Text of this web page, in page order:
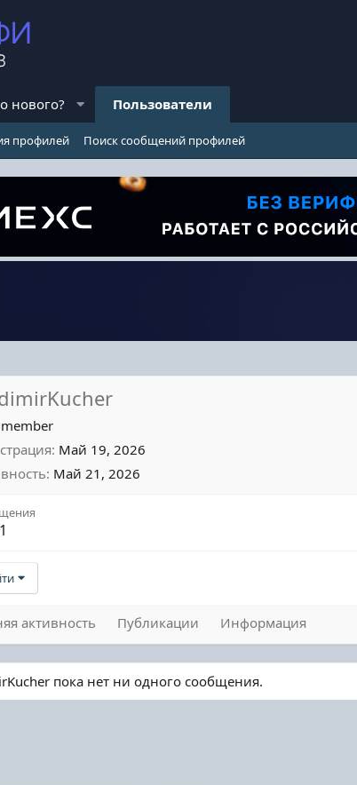
нового? Пользователи
профилей Поиск сообщений профилей
Май 19, 2026
Май 21, 2026
1
активность Публикации Информация
пока нет ни одного сообщения.